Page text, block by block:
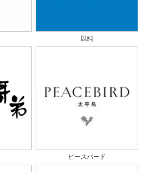
以純
ピースバード